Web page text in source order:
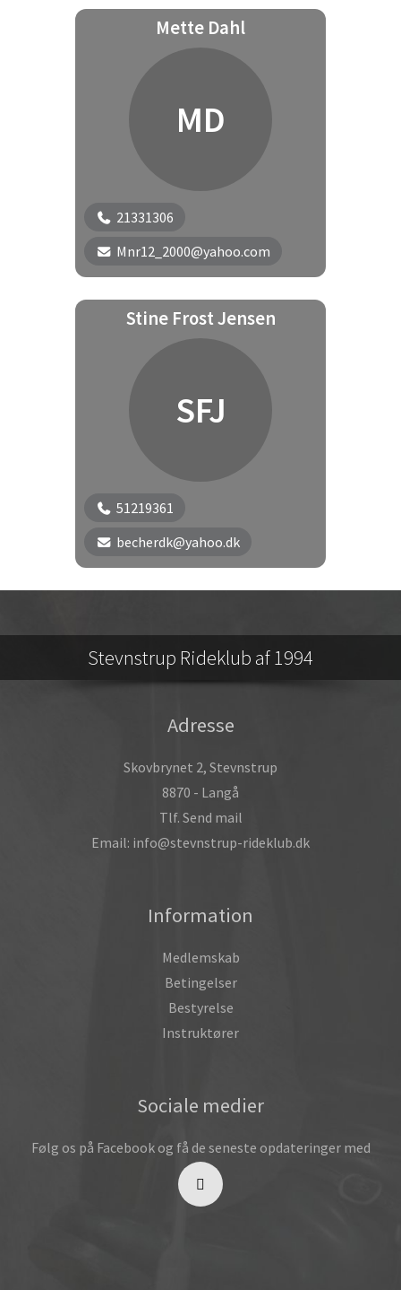
Elevhold Tirsdag | ETI5
Mette Dahl
MD
21331306
Mnr12_2000@yahoo.com
Stine Frost Jensen
SFJ
51219361
becherdk@yahoo.dk
Stevnstrup Rideklub af 1994
Adresse
Skovbrynet 2, Stevnstrup
8870 - Langå
Tlf. Send mail
Email: info@stevnstrup-rideklub.dk
Information
Medlemskab
Betingelser
Bestyrelse
Instruktører
Sociale medier
Følg os på Facebook og få de seneste opdateringer med